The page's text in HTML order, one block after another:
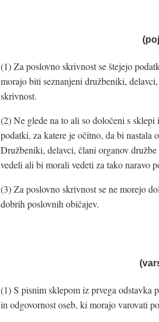
(1) Za poslovno skrivnost se štejejo
morajo biti seznanjeni družbeniki,
skrivnost.
(2) Ne glede na to ali so določeni s
podatki, za katere je očitno, da bi nastala
Družbeniki, delavci, člani organov
vedeli ali bi morali vedeti za tako naravo
(3) Za poslovno skrivnost se ne morejo
dobrih poslovnih običajev.
(1) S pisnim sklepom iz prvega odstavka
in odgovornost oseb, ki morajo varovati